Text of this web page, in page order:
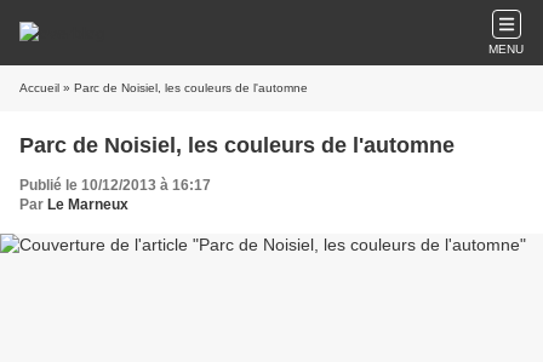
MENU
Accueil » Parc de Noisiel, les couleurs de l'automne
Parc de Noisiel, les couleurs de l'automne
Publié le 10/12/2013 à 16:17
Par Le Marneux